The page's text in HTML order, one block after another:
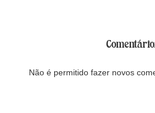
Não é permitido fazer novos